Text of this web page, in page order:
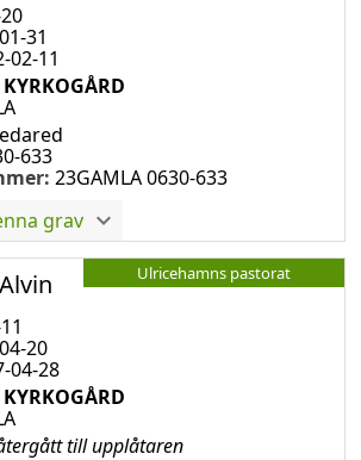
31
02-11
633
23GAMLA 0630-633
grav
Ulricehamns pastorat
20
04-28
till upplåtaren